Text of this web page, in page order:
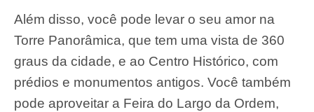
Além disso, você pode levar o seu amor na
Torre Panorâmica, que tem uma vista de 360
graus da cidade, e ao Centro Histórico, com
prédios e monumentos antigos. Você também
pode aproveitar a Feira do Largo da Ordem,